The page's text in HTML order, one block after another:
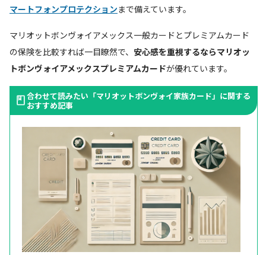
マートフォンプロテクションまで備えています。
マリオットボンヴォイアメックス一般カードとプレミアムカード
の保険を比較すれば一目瞭然で、 安心感を重視するならマリオッ
トボンヴォイアメックスプレミアムカードが優れています。
合わせて読みたい「マリオットボンヴォイ家族カード」に関する
おすすめ記事